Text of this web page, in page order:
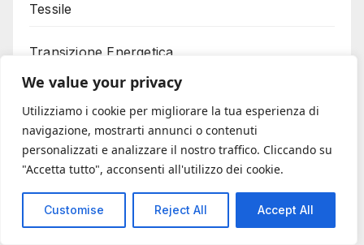
We value your privacy
Utilizziamo i cookie per migliorare la tua esperienza di
navigazione, mostrarti annunci o contenuti
personalizzati e analizzare il nostro traffico. Cliccando su
"Accetta tutto", acconsenti all'utilizzo dei cookie.
Customise Reject All Accept All
Tessile
Transizione Energetica
Turismo
Umbria agevolazioni